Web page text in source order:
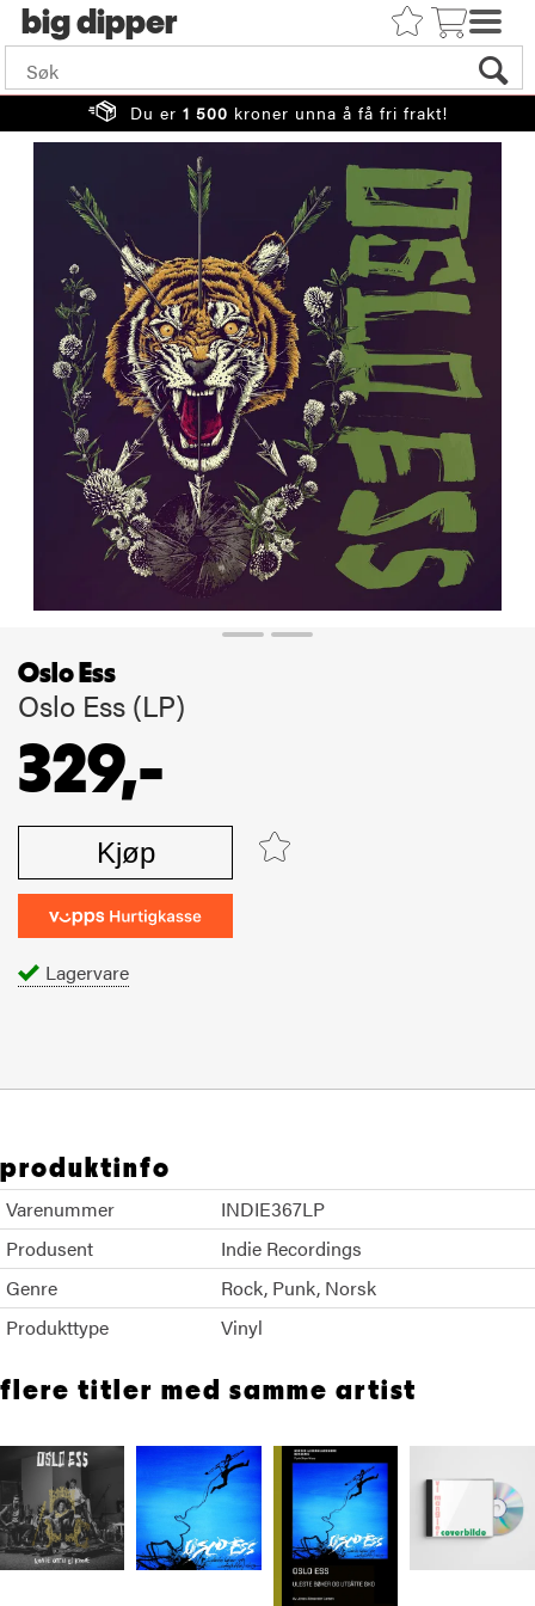
big
Du er 1 500 kroner unna å få fri frakt!
Oslo Ess
Oslo Ess (LP)
329,-
Kjøp
Lagervare
produktinfo
Varenummer
INDIE367LP
Produsent
Indie Recordings
Genre
Rock Punk Norsk
Produkttype
Vinyl
flere titler med samme artist